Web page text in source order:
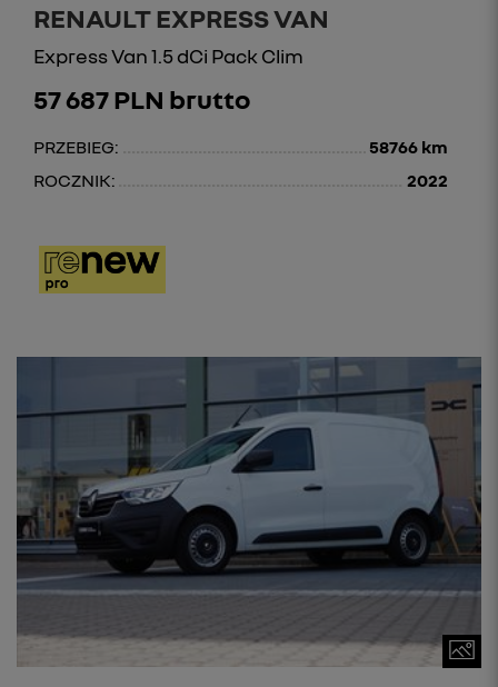
RENAULT EXPRESS VAN
Express Van 1.5 dCi Pack Clim
57 687 PLN brutto
PRZEBIEG:
58766 km
ROCZNIK:
2022